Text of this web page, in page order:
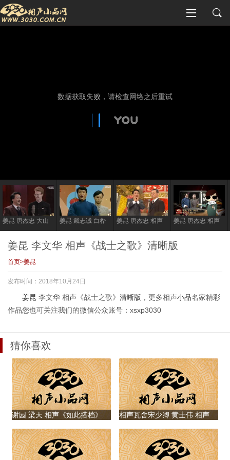
姜昆 唐杰忠 大山
相声《名师高徒》
姜昆 戴志诚 白桦
邓小林 卓林 群口
相声《师徒新曲》
姜昆 唐杰忠 相声
《美丽畅想曲》
姜昆 唐杰忠 相声
《绕口令》清晰版
姜昆 李文华 相声
《夸家乡》清晰版
姜昆 李文华 相声
《走错这一步》清
晰版
姜昆 李文华 相声
《如此照相》清晰
版
姜昆 李文华 相声
《战士之歌》清晰
姜昆 戴志诚 相声
《新虎口遐想》清
晰版
姜昆 李文华 相声
《我的改革》清晰
版
姜昆 李文华 相声
《男子汉宣言》清
晰版
姜昆 唐杰忠 相声
《着急》清晰版
姜昆 戴志诚 孙晨
相声《假如没有警
察》
姜昆 唐杰忠 相声
《特大新闻》
姜昆 唐杰忠 相声
《夫妻之间》
姜昆 李文华 相声
《我的改革》
姜昆 李文华 相声《战士之歌》清晰版
首页>姜昆
发布时间：2018年10月24日
姜昆 李文华 相声 《战士之歌》 清晰版 ，更多相声小品名家精彩
作品您也可关注我们的微信公众账号：xsxp3030
猜你喜欢
谢园 梁天 相声《如此搭档》
相声瓦舍宋少卿 黄士伟 相声